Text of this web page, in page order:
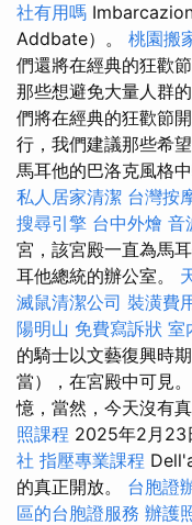
社有用嗎
Addbate）。 桃園搬
們還將在經典的狂歡
那些想避免大量人群的
們將在經典的狂歡節
行，我們建議那些希
馬耳他的巴洛克風格
私人居家清潔 台灣按
搜尋引擎 台中外燴 音
宮，該宮殿一直為馬
耳他總統的辦公室。
滅鼠清潔公司 裝潢費
陽明山 免費寫訴狀 室
的騎士以文藝復興時
當），在宮殿中可見
憶，當然，今天沒有
照課程 2025年2月23
社 指壓專業課程
的真正開放。 台胞證
區的台胞證服務 辦護